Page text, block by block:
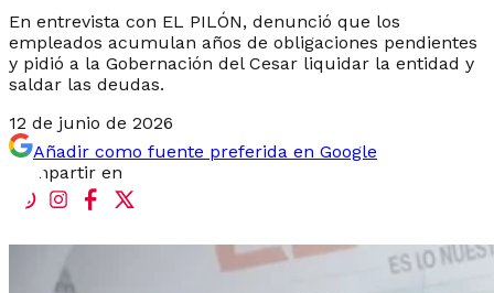
En entrevista con EL PILÓN, denunció que los
empleados acumulan años de obligaciones pendientes
y pidió a la Gobernación del Cesar liquidar la entidad y
saldar las deudas.
12 de junio de 2026
Añadir como fuente preferida en Google
Compartir en